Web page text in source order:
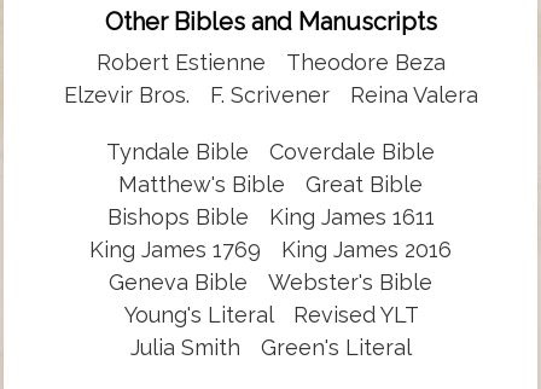
Other Bibles and Manuscripts
Robert Estienne
Theodore Beza
Elzevir Bros.
F. Scrivener Reina Valera
Tyndale Bible
Coverdale Bible
Matthew's Bible
Great Bible
Bishops Bible
King James 1611
King James 1769
King James 2016
Geneva Bible
Webster's Bible
Young's Literal
Revised YLT
Julia Smith
Green's Literal